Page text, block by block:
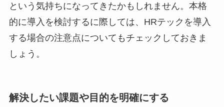
という気持ちになってきたかもしれません。本格
的に導入を検討するに際しては、HRテックを導入
する場合の注意点についてもチェックしておきま
しょう。
解決したい課題や目的を明確にする